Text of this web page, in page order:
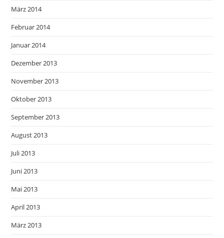
März 2014
Februar 2014
Januar 2014
Dezember 2013
November 2013
Oktober 2013
September 2013
August 2013
Juli 2013
Juni 2013
Mai 2013
April 2013
März 2013